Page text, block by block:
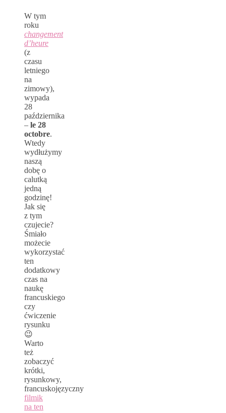
W tym
roku
changement
d’heure
(z
czasu
letniego
na
zimowy),
wypada
28
października
– le 28
octobre.
Wtedy
wydłużymy
naszą
dobę o
calutką
jedną
godzinę!
Jak się
z tym
czujecie?
Śmiało
możecie
wykorzystać
ten
dodatkowy
czas na
naukę
francuskiego
czy
ćwiczenie
rysunku
😉
Warto
też
zobaczyć
krótki,
rysunkowy,
francuskojęzyczny
filmik
na ten